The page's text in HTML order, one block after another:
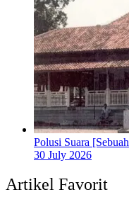
Polusi Suara
30 July 2026
Artikel Favorit